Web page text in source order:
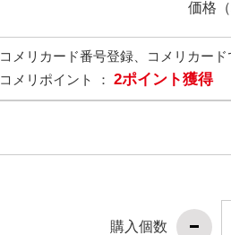
価格（
コメリカード番号登録、コメリカー
コメリポイント ： 2ポイント獲得
購入個数